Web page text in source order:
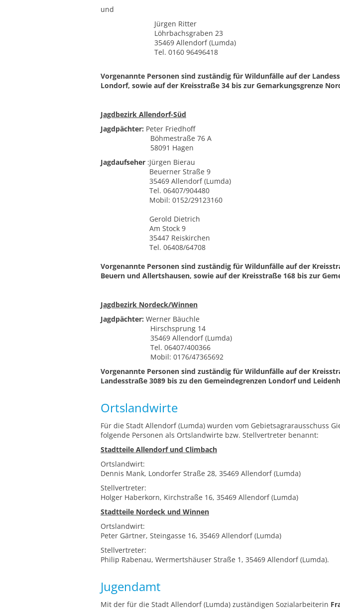
und
Jürgen Ritter
Löhrbachsgraben 23
35469 Allendorf (Lumda)
Tel. 0160 96496418
Vorgenannte Personen sind zuständig für Wildunfälle auf der
Londorf, sowie auf der Kreisstraße 34 bis zur Gemarkungsgrenze
Jagdbezirk Allendorf-Süd
Jagdpächter: Peter Friedhoff
Böhmestraße 76 A
58091 Hagen
Jagdaufseher :Jürgen Bierau
Beuerner Straße 9
35469 Allendorf (Lumda)
Tel. 06407/904480
Mobil: 0152/29123160
Gerold Dietrich
Am Stock 9
35447 Reiskirchen
Tel. 06408/64708
Vorgenannte Personen sind zuständig für Wildunfälle auf der
Beuern und Allertshausen, sowie auf der Kreisstraße 168 bis zur
Jagdbezirk Nordeck/Winnen
Jagdpächter: Werner Bäuchle
Hirschsprung 14
35469 Allendorf (Lumda)
Tel. 06407/400366
Mobil: 0176/47365692
Vorgenannte Personen sind zuständig für Wildunfälle auf der
Landesstraße 3089 bis zu den Gemeindegrenzen Londorf und
Ortslandwirte
Für die Stadt Allendorf (Lumda) wurden vom Gebietsagrarausschuss
folgende Personen als Ortslandwirte bzw. Stellvertreter benannt:
Stadtteile Allendorf und Climbach
Ortslandwirt:
Dennis Mank, Londorfer Straße 28, 35469 Allendorf (Lumda)
Stellvertreter:
Holger Haberkorn, Kirchstraße 16, 35469 Allendorf (Lumda)
Stadtteile Nordeck und Winnen
Ortslandwirt:
Peter Gärtner, Steingasse 16, 35469 Allendorf (Lumda)
Stellvertreter:
Philip Rabenau, Wermertshäuser Straße 1, 35469 Allendorf (Lumda).
Jugendamt
Mit der für die Stadt Allendorf (Lumda) zuständigen Sozialarbeiterin